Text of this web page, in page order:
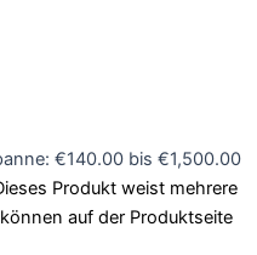
€140.00 bis €1,500.00
Produkt weist mehrere
auf der Produktseite